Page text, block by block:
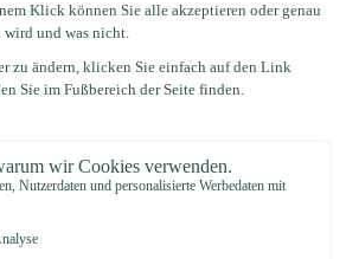
Kunststoff
50 gramm (35